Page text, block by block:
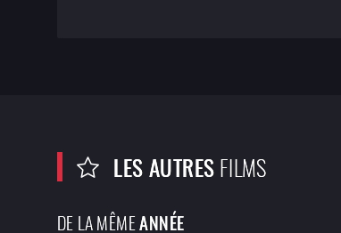
LES AUTRESFILMS
DE LA MÊMEANNÉE